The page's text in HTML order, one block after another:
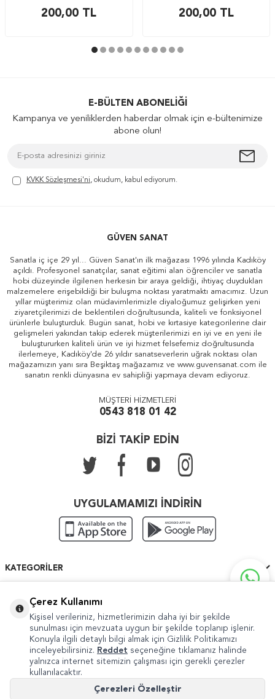
200,00 TL 200,00TL
E-BÜLTEN ABONELIĞI
Kampanya ve yeniliklerden haberdar olmak için e-bültenimize
abone olun!
KVKK Sözleşmesi'ni, okudum, kabul ediyorum.
GÜVEN SANAT
Sanatla iç içe 29 yıl... Güven Sanat'ın ilk mağazası 1996 yılında Kadıköy
açıldı. Profesyonel sanatçılar, sanat eğitimi alan öğrenciler ve sanatla
hobi düzeyinde ilgilenen herkesin bir araya geldiği, ihtiyaç duydukları
malzemelere erişebildiği bir buluşma noktası yaratmaktı amacımız. Uzun
yıllar müşterimiz olan müdavimlerimizle diyaloğumuz gelişirken yeni
ziyaretçilerimizi de beklentileri doğrultusunda, kaliteli ve fonksiyonel
ürünlerle buluşturduk. Bugün sanat, hobi ve kırtasiye kategorilerine dair
gelişmeleri yakından takip ederek müşterilerimizi en iyi ve en yeni ile
buluştururken kaliteli ürün ve iyi hizmet felsefemiz doğrultusunda
ilerlemeye, Kadıköy'de 26 yıldır sanatseverlerin uğrak noktası olan
mağazamızın yanı sıra Beşiktaş mağazamız ve www.guvensanat.com ile
sanatın renkli dünyasına ev sahipliği yapmaya devam ediyoruz.
MÜŞTERİ HİZMETLERİ
0543 818 01 42
BİZİ TAKİP EDİN
UYGULAMAMIZI İNDİRİN
KATEGORILER
HIZLI ERIŞIM
Copyright © 2022 Güven Sanat
Çerez Kullanımı
Kişisel verileriniz, hizmetlerimizin daha iyi bir şekilde
sunulması için mevzuata uygun bir şekilde toplanıp işlenir.
Konuyla ilgili detaylı bilgi almak için Gizlilik Politikamızı
inceleyebilirsiniz. Reddet seçeneğine tıklamanız halinde
yalnızca internet sitemizin çalışması için gerekli çerezler
kullanılacaktır.
Çerezleri Özelleştir